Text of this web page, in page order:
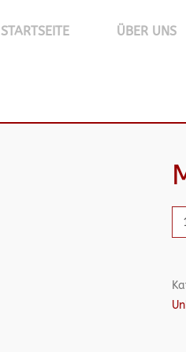
STARTSEITE ÜBER UNS